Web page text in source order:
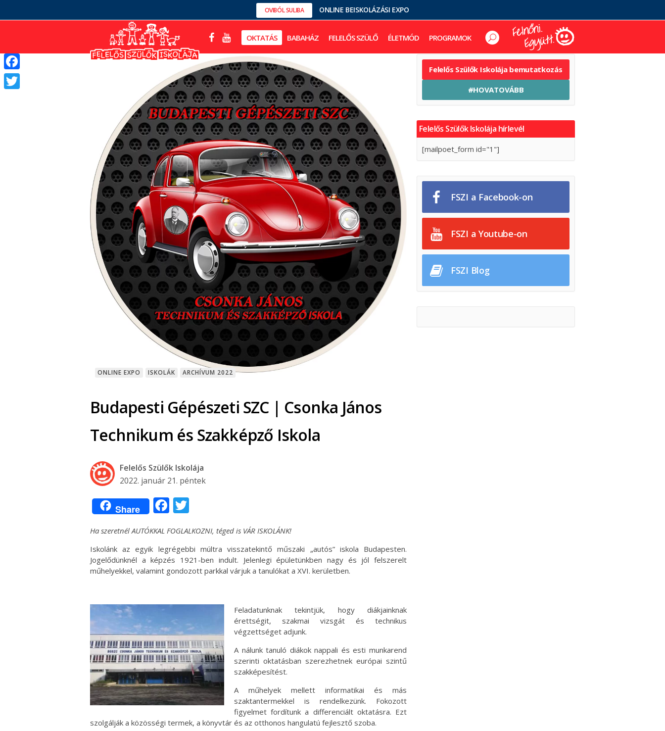
OVIBÓL SULIBA ONLINE BEISKOLÁZÁSI EXPO
OKTATÁS BABAHÁZ FELELŐS SZÜLŐ ÉLETMÓD PROGRAMOK
ONLINE EXPO ISKOLÁK ARCHÍVUM 2022
Budapesti Gépészeti SZC | Csonka János
Technikum és Szakképző Iskola
Felelős Szülők Iskolája
2022. január 21. péntek
Share Facebook
Ha szeretnél AUTÓKKAL FOGLALKOZNI, téged is VÁR ISKOLÁNK!
Iskolánk az egyik legrégebbi múltra visszatekintő műszaki „autós” iskola Budapesten.
Jogelődünknél a képzés 1921-ben indult. Jelenlegi épületünkben nagy és jól felszerelt
műhelyekkel, valamint gondozott parkkal várjuk a tanulókat a XVI. kerületben.
Feladatunknak tekintjük, hogy diákjainknak
érettségit, szakmai vizsgát és technikus
végzettséget adjunk.
A nálunk tanuló diákok nappali és esti munkarend
szerinti oktatásban szerezhetnek európai szintű
szakképesítést.
A műhelyek mellett informatikai és más
szaktantermekkel is rendelkezünk. Fokozott
figyelmet fordítunk a differenciált oktatásra. Ezt
szolgálják a közösségi termek, a könyvtár és az otthonos hangulatú fejlesztő szoba.
Felelős Szülők Iskolája bemutatkozás
#HOVATOVÁBB
Felelős Szülők Iskolája hírlevél
[mailpoet_form id="1"]
FSZI a Facebook-on
FSZI a Youtube-on
FSZI Blog
Facebook